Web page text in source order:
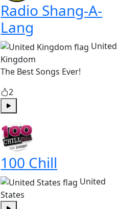
Radio Shang-A-
Lang
United
Kingdom
The Best Songs Ever!
2
100 Chill
United
States